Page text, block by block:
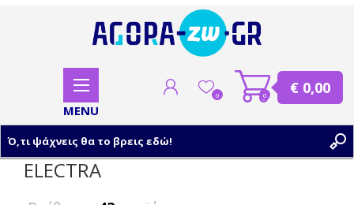
0 0 € 0,00
ELECTRA